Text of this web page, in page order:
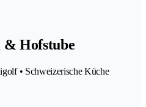
Hofstube
• Schweizerische Küche